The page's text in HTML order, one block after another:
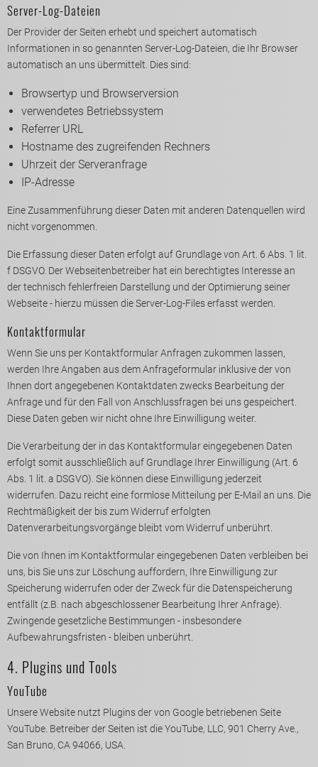
Server-Log-Dateien
Der Provider der Seiten erhebt und speichert automatisch
Informationen in so genannten Server-Log-Dateien, die Ihr Browser
automatisch an uns übermittelt. Dies sind:
Browsertyp und Browserversion
verwendetes Betriebssystem
Referrer URL
Hostname des zugreifenden Rechners
Uhrzeit der Serveranfrage
IP-Adresse
Eine Zusammenführung dieser Daten mit anderen Datenquellen wird
nicht vorgenommen.
Die Erfassung dieser Daten erfolgt auf Grundlage von Art. 6 Abs. 1 lit.
f DSGVO. Der Webseitenbetreiber hat ein berechtigtes Interesse an
der technisch fehlerfreien Darstellung und der Optimierung seiner
Webseite - hierzu müssen die Server-Log-Files erfasst werden.
Kontaktformular
Wenn Sie uns per Kontaktformular Anfragen zukommen lassen,
werden Ihre Angaben aus dem Anfrageformular inklusive der von
Ihnen dort angegebenen Kontaktdaten zwecks Bearbeitung der
Anfrage und für den Fall von Anschlussfragen bei uns gespeichert.
Diese Daten geben wir nicht ohne Ihre Einwilligung weiter.
Die Verarbeitung der in das Kontaktformular eingegebenen Daten
erfolgt somit ausschließlich auf Grundlage Ihrer Einwilligung (Art. 6
Abs. 1 lit. a DSGVO). Sie können diese Einwilligung jederzeit
widerrufen. Dazu reicht eine formlose Mitteilung per E-Mail an uns. Die
Rechtmäßigkeit der bis zum Widerruf erfolgten
Datenverarbeitungsvorgänge bleibt vom Widerruf unberührt.
Die von Ihnen im Kontaktformular eingegebenen Daten verbleiben bei
uns, bis Sie uns zur Löschung auffordern, Ihre Einwilligung zur
Speicherung widerrufen oder der Zweck für die Datenspeicherung
entfällt (z.B. nach abgeschlossener Bearbeitung Ihrer Anfrage).
Zwingende gesetzliche Bestimmungen - insbesondere
Aufbewahrungsfristen - bleiben unberührt.
4. Plugins und Tools
YouTube
Unsere Website nutzt Plugins der von Google betriebenen Seite
YouTube. Betreiber der Seiten ist die YouTube, LLC, 901 Cherry Ave.,
San Bruno, CA 94066, USA.